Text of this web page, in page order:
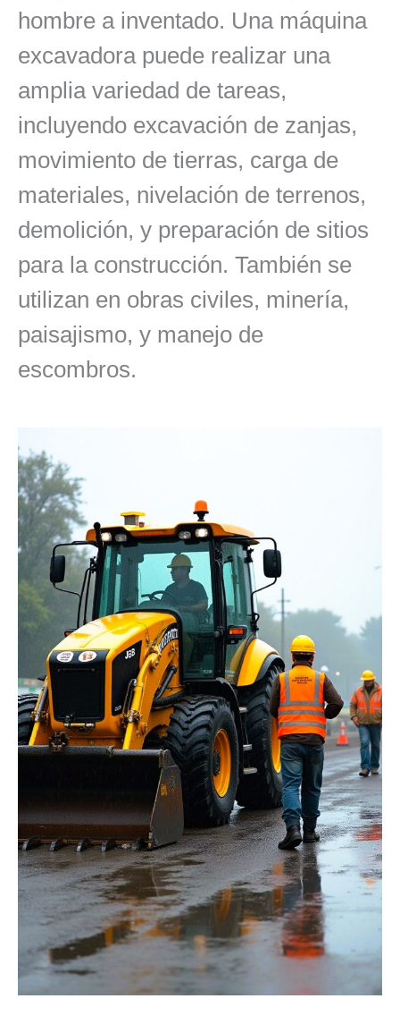
hombre a inventado. Una máquina
excavadora puede realizar una
amplia variedad de tareas,
incluyendo excavación de zanjas,
movimiento de tierras, carga de
materiales, nivelación de terrenos,
demolición, y preparación de sitios
para la construcción. También se
utilizan en obras civiles, minería,
paisajismo, y manejo de
escombros.